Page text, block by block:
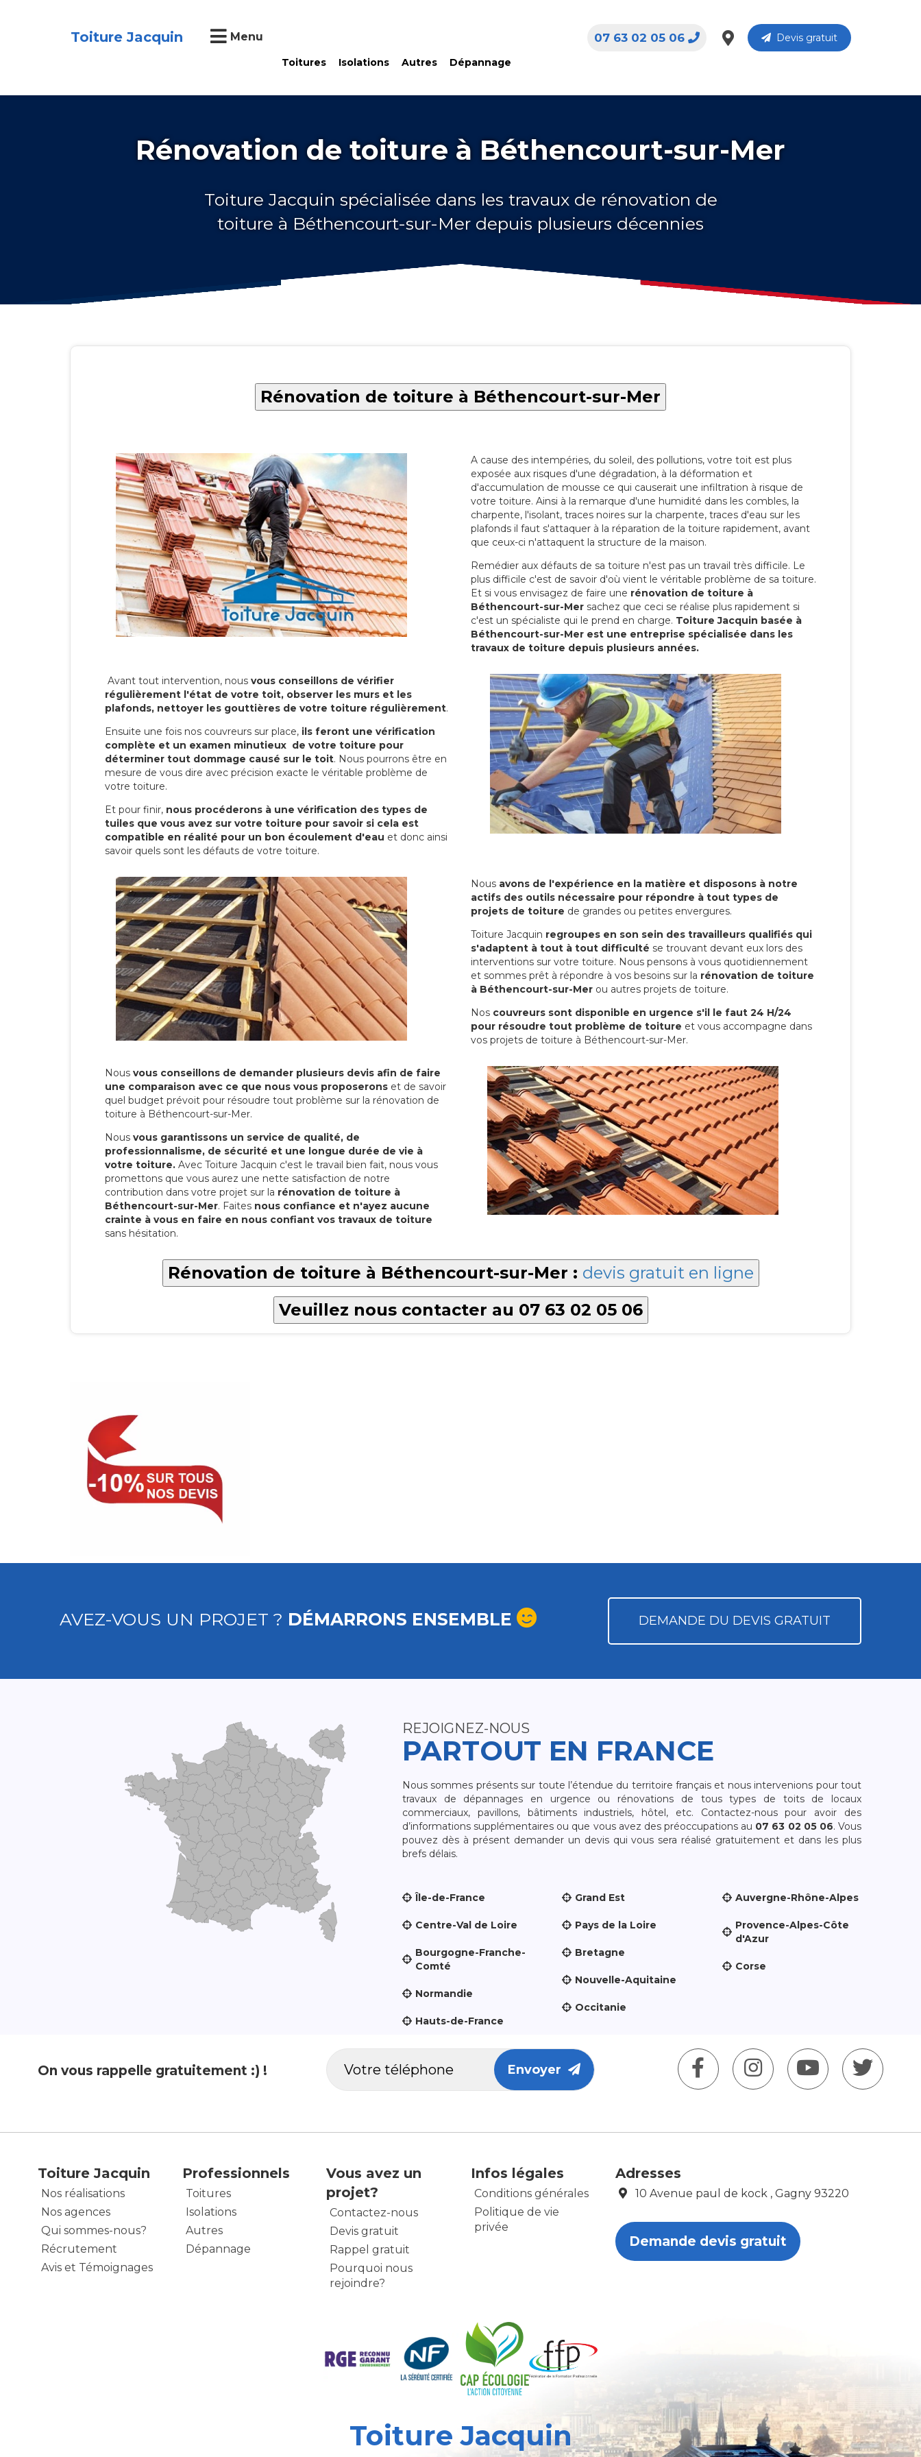
Toiture Jacquin Menu
Toitures Isolations Autres Dépannage
Devis gratuit
07 63 02 05 06
Rénovation de toiture à Béthencourt-sur-Mer
Toiture Jacquin spécialisée dans les travaux de rénovation de
toiture à Béthencourt-sur-Mer depuis plusieurs décennies
Rénovation de toiture à Béthencourt-sur-Mer
A cause des intempéries, du soleil, des pollutions, votre toit est plus
exposée aux risques d'une dégradation, à la déformation et
d'accumulation de mousse ce qui causerait une infiltration à risque de
votre toiture. Ainsi à la remarque d'une humidité dans les combles, la
charpente, l'isolant, traces noires sur la charpente, traces d'eau sur les
plafonds il faut s'attaquer à la réparation de la toiture rapidement, avant
que ceux-ci n'attaquent la structure de la maison.
Remédier aux défauts de sa toiture n'est pas un travail très difficile. Le
plus difficile c'est de savoir d'où vient le véritable problème de sa toiture.
Et si vous envisagez de faire une rénovation de toiture à
Béthencourt-sur-Mer sachez que ceci se réalise plus rapidement si
c'est un spécialiste qui le prend en charge. Toiture Jacquin basée à
Béthencourt-sur-Mer est une entreprise spécialisée dans les
travaux de toiture depuis plusieurs années.
Avant tout intervention, nous vous conseillons de vérifier
régulièrement l'état de votre toit, observer les murs et les
plafonds, nettoyer les gouttières de votre toiture régulièrement.
Ensuite une fois nos couvreurs sur place, ils feront une vérification
complète et un examen minutieux de votre toiture pour
déterminer tout dommage causé sur le toit. Nous pourrons être en
mesure de vous dire avec précision exacte le véritable problème de
votre toiture.
Et pour finir, nous procéderons à une vérification des types de
tuiles que vous avez sur votre toiture pour savoir si cela est
compatible en réalité pour un bon écoulement d'eau et donc ainsi
savoir quels sont les défauts de votre toiture.
Nous avons de l'expérience en la matière et disposons à notre
actifs des outils nécessaire pour répondre à tout types de
projets de toiture de grandes ou petites envergures.
Toiture Jacquin regroupes en son sein des travailleurs qualifiés qui
s'adaptent à tout à tout difficulté se trouvant devant eux lors des
interventions sur votre toiture. Nous pensons à vous quotidiennement
et sommes prêt à répondre à vos besoins sur la rénovation de toiture
à Béthencourt-sur-Mer ou autres projets de toiture.
Nos couvreurs sont disponible en urgence s'il le faut 24 H/24
pour résoudre tout problème de toiture et vous accompagne dans
vos projets de toiture à Béthencourt-sur-Mer.
Nous vous conseillons de demander plusieurs devis afin de faire
une comparaison avec ce que nous vous proposerons et de savoir
quel budget prévoit pour résoudre tout problème sur la rénovation de
toiture à Béthencourt-sur-Mer.
Nous vous garantissons un service de qualité, de
professionnalisme, de sécurité et une longue durée de vie à
votre toiture. Avec Toiture Jacquin c'est le travail bien fait, nous vous
promettons que vous aurez une nette satisfaction de notre
contribution dans votre projet sur la rénovation de toiture à
Béthencourt-sur-Mer. Faites nous confiance et n'ayez aucune
crainte à vous en faire en nous confiant vos travaux de toiture
sans hésitation.
Rénovation de toiture à Béthencourt-sur-Mer : devis gratuit en ligne
Veuillez nous contacter au 07 63 02 05 06
AVEZ-VOUS UN PROJET ? DÉMARRONS ENSEMBLE DEMANDE DU DEVIS GRATUIT
REJOIGNEZ-NOUS
PARTOUT EN FRANCE
Nous sommes présents sur toute l’étendue du territoire français et nous intervenions pour tout
travaux de dépannages en urgence ou rénovations de tous types de toits de locaux
commerciaux, pavillons, bâtiments industriels, hôtel, etc. Contactez-nous pour avoir des
d’informations supplémentaires ou que vous avez des préoccupations au 07 63 02 05 06. Vous
pouvez dès à présent demander un devis qui vous sera réalisé gratuitement et dans les plus
brefs délais.
Île-de-France
Centre-Val de Loire
Bourgogne-Franche-
Comté
Normandie
Hauts-de-France
Grand Est
Pays de la Loire
Bretagne
Nouvelle-Aquitaine
Occitanie
Auvergne-Rhône-Alpes
Provence-Alpes-Côte
d'Azur
Corse
On vous rappelle gratuitement :) ! Envoyer
Toiture Jacquin
Nos réalisations
Nos agences
Qui sommes-nous?
Récrutement
Avis et Témoignages
Professionnels
Toitures
Isolations
Autres
Dépannage
Vous avez un
projet?
Contactez-nous
Devis gratuit
Rappel gratuit
Pourquoi nous
rejoindre?
Infos légales
Conditions générales
Politique de vie
privée
Adresses
10 Avenue paul de kock , Gagny 93220
Demande devis gratuit
Toiture Jacquin